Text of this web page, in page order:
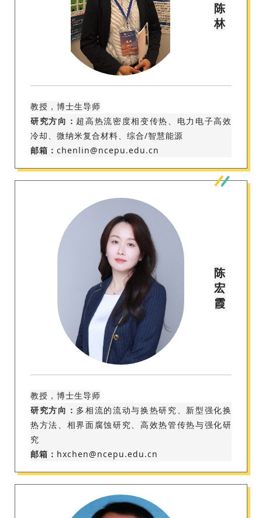
陈
林
教授，博士生导师
研究方向： 超高热流密度相变传热、电力电子高效
冷却、微纳米复合材料、综合/智慧能源
邮箱： chenlin@ncepu.edu.cn
陈
宏
霞
教授，博士生导师
研究方向： 多相流的流动与换热研究、新型强化换
热方法、相界面腐蚀研究、高效热管传热与强化研
究
邮箱： hxchen@ncepu.edu.cn